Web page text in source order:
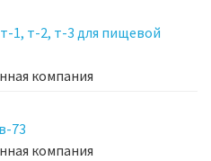
1, т-2, т-3 для пищевой
компания
73
компания